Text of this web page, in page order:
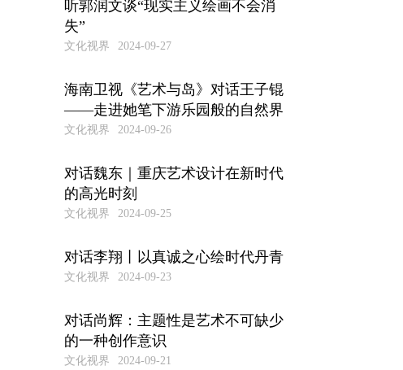
听郭润文谈“现实主义绘画不会消
失”
文化视界 2024-09-27
海南卫视《艺术与岛》对话王子锟
——走进她笔下游乐园般的自然界
文化视界 2024-09-26
对话魏东｜重庆艺术设计在新时代
的高光时刻
文化视界 2024-09-25
对话李翔丨以真诚之心绘时代丹青
文化视界 2024-09-23
对话尚辉：主题性是艺术不可缺少
的一种创作意识
文化视界 2024-09-21